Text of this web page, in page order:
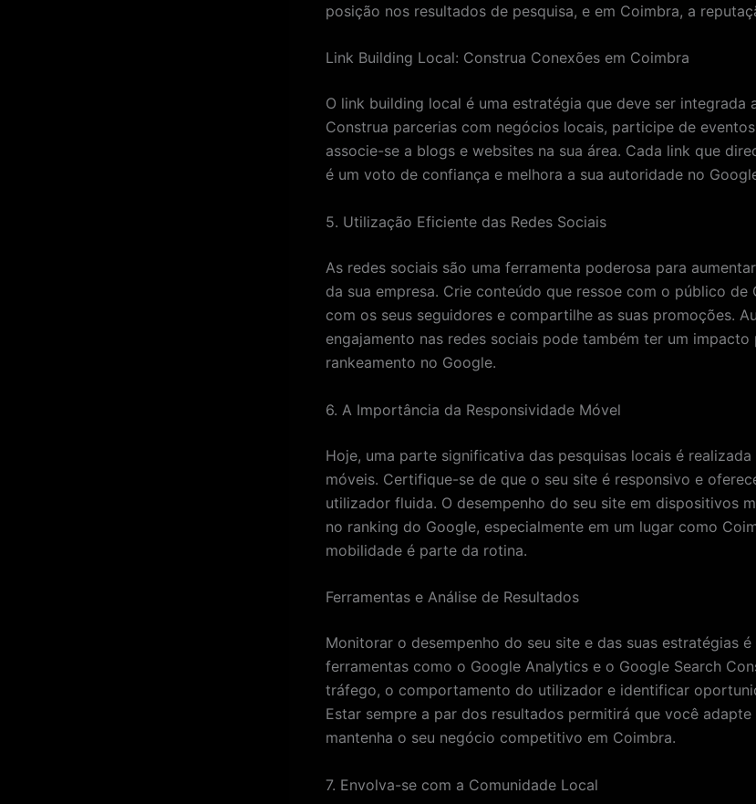
posição nos resultados de pesquisa, e em Coimbra, a
Link Building Local: Construa Conexões em Coimbra
O link building local é uma estratégia que deve ser integrada
Construa parcerias com negócios locais, participe de
associe-se a blogs e websites na sua área. Cada link que
é um voto de confiança e melhora a sua autoridade no
5. Utilização Eficiente das Redes Sociais
As redes sociais são uma ferramenta poderosa para
da sua empresa. Crie conteúdo que ressoe com o público de
com os seus seguidores e compartilhe as suas promoções.
engajamento nas redes sociais pode também ter um impacto
rankeamento no Google.
6. A Importância da Responsividade Móvel
Hoje, uma parte significativa das pesquisas locais é
móveis. Certifique-se de que o seu site é responsivo e
utilizador fluida. O desempenho do seu site em dispositivos
no ranking do Google, especialmente em um lugar como
mobilidade é parte da rotina.
Ferramentas e Análise de Resultados
Monitorar o desempenho do seu site e das suas estratégias
ferramentas como o Google Analytics e o Google Search
tráfego, o comportamento do utilizador e identificar
Estar sempre a par dos resultados permitirá que você adapte
mantenha o seu negócio competitivo em Coimbra.
7. Envolva-se com a Comunidade Local